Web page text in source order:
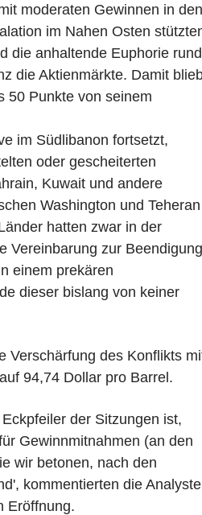
moderaten Gewinnen in den
im Nahen Osten
die anhaltende Euphorie rund
die Aktienmärkte. Damit
50 Punkte von seinem
im Südlibanon fortsetzt,
oder gescheiterten
Kuwait und andere
Washington und Teheran
hatten zwar in der
Vereinbarung zur Beendigung
einem prekären
dieser bislang von keiner
Verschärfung des Konflikts
94,74 Dollar pro Barrel.
der Sitzungen ist,
Gewinnmitnahmen (an den
wir betonen, nach den
kommentierten die
Eröffnung.